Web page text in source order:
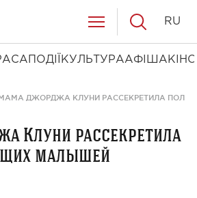
ПОДІЇ КУЛЬТУРААФІША КІНО
RU
ДЖОРДЖА КЛУНИ РАССЕКРЕТИЛА ПОЛ
Клуни рассекретила
малышей